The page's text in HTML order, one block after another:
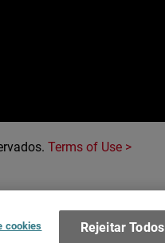
Terms of Use >
cookies Rejeitar Todos